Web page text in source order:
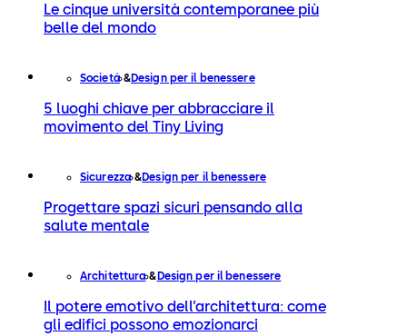
Le cinque università contemporanee più
belle del mondo
Societá Design per il benessere
5 luoghi chiave per abbracciare il
movimento del Tiny Living
Sicurezza Design per il benessere
Progettare spazi sicuri pensando alla
salute mentale
Architettura Design per il benessere
Il potere emotivo dell’architettura: come
gli edifici possono emozionarci